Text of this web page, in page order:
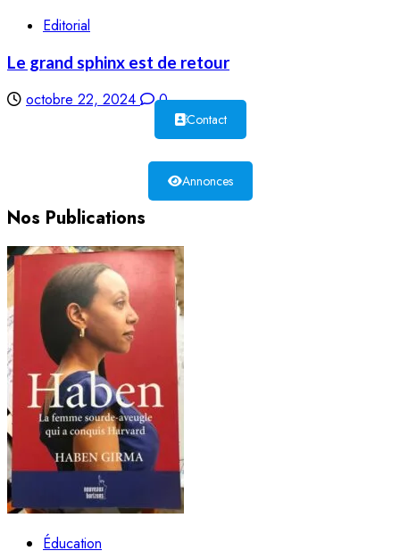
Editorial
Le grand sphinx est de retour
octobre 22, 2024 0
Contact
Annonces
Nos Publications
Éducation